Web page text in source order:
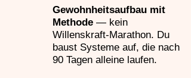
Gewohnheitsaufbau mit
Methode — kein
Willenskraft-Marathon. Du
baust Systeme auf, die nach
90 Tagen alleine laufen.